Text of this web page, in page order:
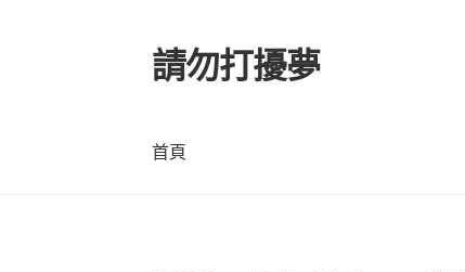
跳
至
覽
列
跳
至
要
內
請勿打擾夢
首頁